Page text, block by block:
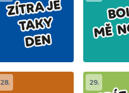
28. 29.